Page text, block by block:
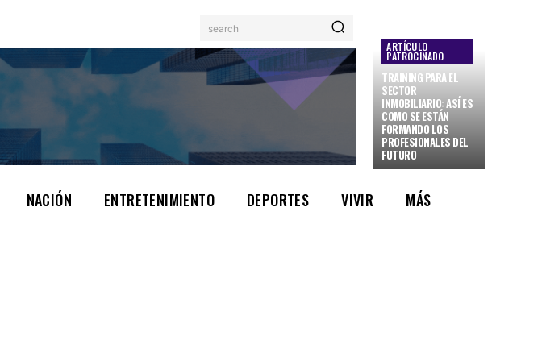
search
ARTÍCULO
PATROCINADO
TRAINING PARA EL
SECTOR
INMOBILIARIO: ASÍ ES
COMO SE ESTÁN
FORMANDO LOS
PROFESIONALES DEL
FUTURO
NACIÓN ENTRETENIMIENTO DEPORTES VIVIR MÁS